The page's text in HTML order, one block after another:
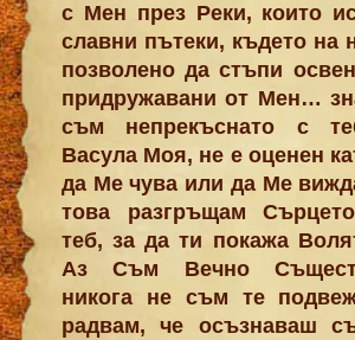
с Мен през Реки, които
славни пътеки, където на
позволено да стъпи
придружавани от Мен…
съм непрекъснато с
Васула Моя, не е оценен
да Ме чува или да Ме
това разгръщам
теб, за да ти покажа
Аз Съм Вечно
никога не съм те
радвам, че осъзнаваш